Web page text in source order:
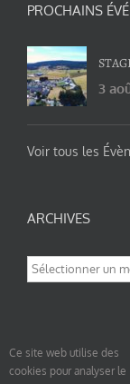
PROCHAINS
3
Voir tous les
ARCHIVES
Archives
Ce site web utilise des
cookies pour analyser le